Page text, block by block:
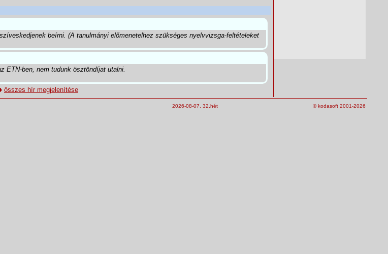
beírni. (A tanulmányi előmenetelhez szükséges nyelvvizsga-feltételeket
ETN-ben, nem tudunk ösztöndíjat utalni.
összes hír megjelenítése
2026-08-07, 32.hét © kodasoft 2001-2026